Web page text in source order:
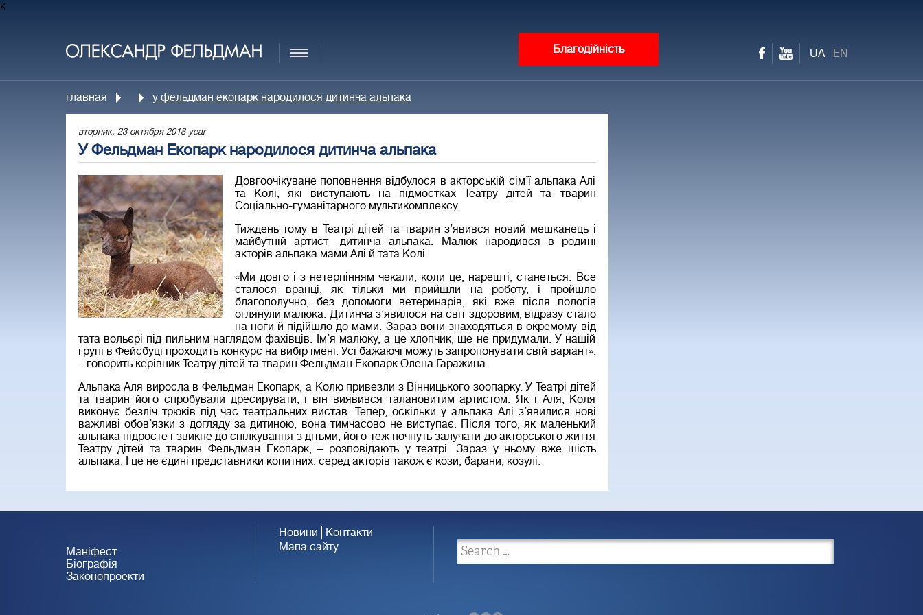
к
Благодійність UA EN
главная у фельдман екопарк народилося дитинча альпака
вторник, 23 октября 2018 year
У Фельдман Екопарк народилося дитинча альпака
Довгоочікуване поповнення відбулося в акторській сім’ї альпака Алі
та Колі, які виступають на підмостках Театру дітей та тварин
Соціально-гуманітарного мультикомплексу.
Тиждень тому в Театрі дітей та тварин з’явився новий мешканець і
майбутній артист -дитинча альпака. Малюк народився в родині
акторів альпака мами Алі й тата Колі.
«Ми довго і з нетерпінням чекали, коли це, нарешті, станеться. Все
сталося вранці, як тільки ми прийшли на роботу, і пройшло
благополучно, без допомоги ветеринарів, які вже після пологів
оглянули малюка. Дитинча з’явилося на світ здоровим, відразу стало
на ноги й підійшло до мами. Зараз вони знаходяться в окремому від
тата вольєрі під пильним наглядом фахівців. Ім’я малюку, а це хлопчик, ще не придумали. У нашій
групі в Фейсбуці проходить конкурс на вибір імені. Усі бажаючі можуть запропонувати свій варіант»,
– говорить керівник Театру дітей та тварин Фельдман Екопарк Олена Гаражина.
Альпака Аля виросла в Фельдман Екопарк, а Колю привезли з Вінницького зоопарку. У Театрі дітей
та тварин його спробували дресирувати, і він виявився талановитим артистом. Як і Аля, Коля
виконує безліч трюків під час театральних вистав. Тепер, оскільки у альпака Алі з’явилися нові
важливі обов’язки з догляду за дитиною, вона тимчасово не виступає. Після того, як маленький
альпака підросте і звикне до спілкування з дітьми, його теж почнуть залучати до акторського життя
Театру дітей та тварин Фельдман Екопарк, – розповідають у театрі. Зараз у ньому вже шість
альпака. І це не єдині представники копитних: серед акторів також є кози, барани, козулі.
Маніфест
Біографія
Законопроекти
Новини
Контакти
Мапа сайту